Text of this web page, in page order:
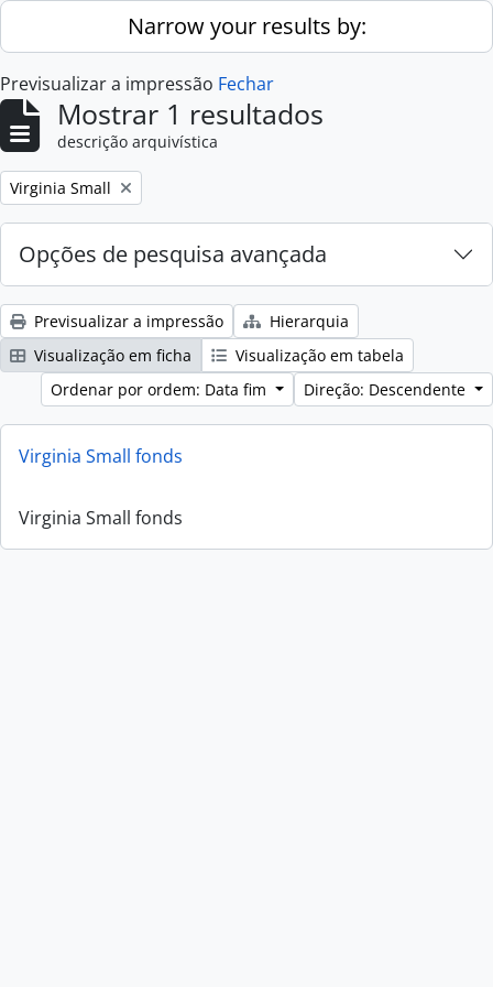
Skip to main contentNarrow your results by:
Previsualizar a impressão Fechar
Mostrar 1 resultados
descrição arquivística
Remove filter:
Virginia Small
Opções de pesquisa avançada
Previsualizar a impressão
Hierarquia
Visualização em ficha
Visualização em tabela
Ordenar por ordem: Data fim
Direção: Descendente
Virginia Small fonds
Virginia Small fonds